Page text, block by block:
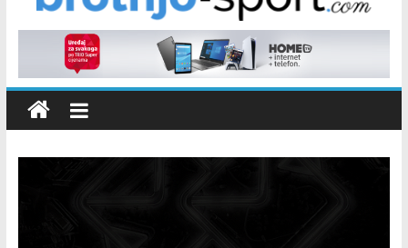
Poznati polufinalisti MNL MZ općine Čitluk – Brotnjo 2026.
Predsjednica Vlade Marija Buhač, ministar Ivo Bevanda i
načelnik Marin Radišić čestitali organizatoricama na realizaciji
sportsko edukativnog kampa “Izlazi vani”